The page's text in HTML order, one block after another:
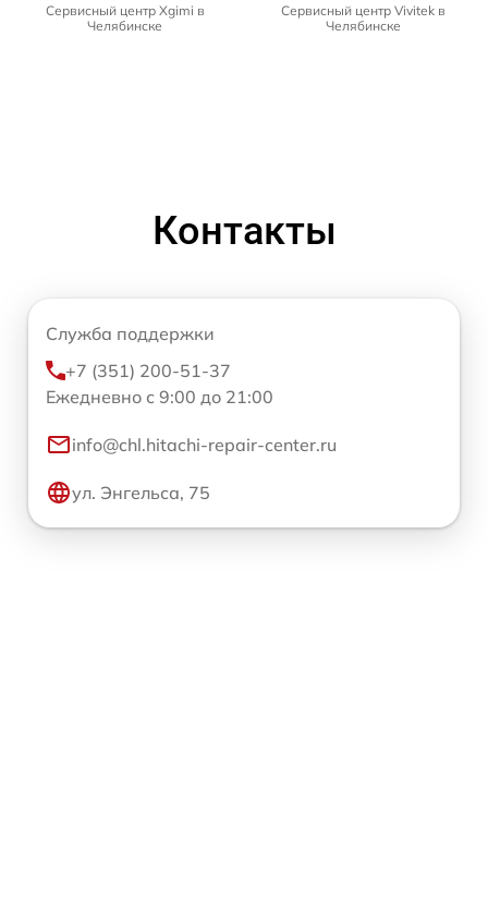
Сервисный центр Xgimi в
Челябинске
Сервисный центр Vivitek в
Челябинске
Контакты
Служба поддержки
+7 (351) 200-51-37
Ежедневно с 9:00 до 21:00
info@chl.hitachi-repair-center.ru
ул. Энгельса, 75